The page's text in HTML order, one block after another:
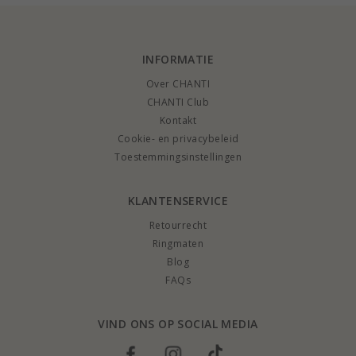
INFORMATIE
Over CHANTI
CHANTI Club
Kontakt
Cookie- en privacybeleid
Toestemmingsinstellingen
KLANTENSERVICE
Retourrecht
Ringmaten
Blog
FAQs
VIND ONS OP SOCIAL MEDIA